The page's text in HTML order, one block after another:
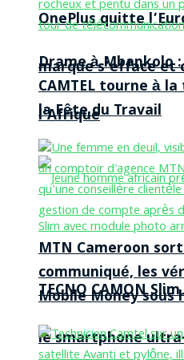
OnePlus quitte
marque s’efface et
l’Afrique
TECNO CAMON
le smartphone
Drame à Mbankolo
CAMTEL tourne à
la Fête du Travail
MTN Cameroon
communiqué, les
Mobile Money sous